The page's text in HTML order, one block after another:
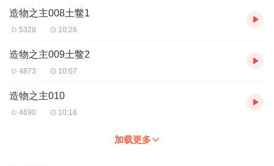
造物之主008土鳖1
5328 10:26
造物之主009土鳖2
4873 10:07
造物之主010
4690 10:16
加载更多